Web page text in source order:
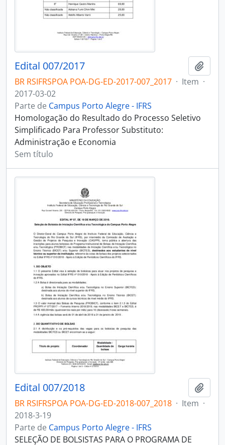
Edital 007/2017
BR RSIFRSPOA POA-DG-ED-2017-007_2017 · Item ·
2017-03-02
Parte de Campus Porto Alegre - IFRS
Homologação do Resultado do Processo Seletivo
Simplificado Para Professor Substituto:
Administração e Economia
Sem título
Edital 007/2018
BR RSIFRSPOA POA-DG-ED-2018-007_2018 · Item ·
2018-3-19
Parte de Campus Porto Alegre - IFRS
SELEÇÃO DE BOLSISTAS PARA O PROGRAMA DE